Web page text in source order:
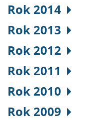
Rok 2014
Rok 2013
Rok 2012
Rok 2011
Rok 2010
Rok 2009